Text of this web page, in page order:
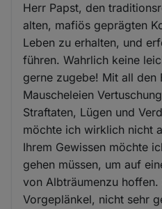
Herr Papst, den
alten, mafiös geprägten
Leben zu erhalten, und
führen. Wahrlich keine
gerne zugebe! Mit all den
Mauscheleien
Straftaten, Lügen und
möchte ich wirklich nicht
Ihrem Gewissen möchte
gehen müssen, um auf
von Albträumenzu hoffen.
Vorgeplänkel, nicht sehr